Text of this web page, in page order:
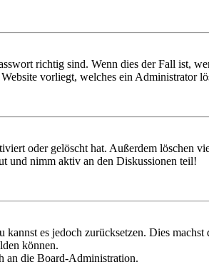
richtig sind. Wenn dies der Fall ist,
vorliegt, welches ein Administrator
oder gelöscht hat. Außerdem löschen
und nimm aktiv an den Diskussionen teil!
es jedoch zurücksetzen. Dies
können.
an die Board-Administration.